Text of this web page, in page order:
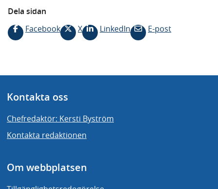
Dela sidan
Facebook
X LinkedIn E-post
Kontakta oss
Chefredaktör: Kersti Byström
Kontakta redaktionen
Om webbplatsen